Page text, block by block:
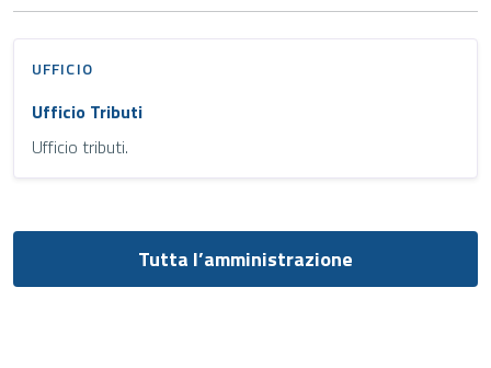
UFFICIO
Ufficio Tributi
Ufficio tributi.
Tutta l’amministrazione